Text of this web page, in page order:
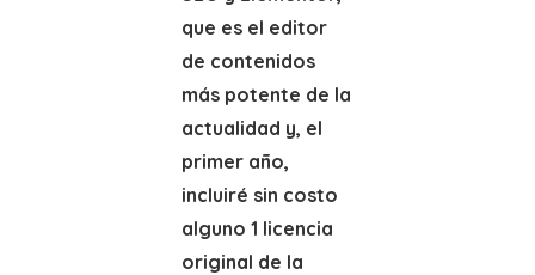
que es el editor
de contenidos
más potente de la
actualidad y, el
primer año,
incluiré sin costo
alguno 1 licencia
original de la